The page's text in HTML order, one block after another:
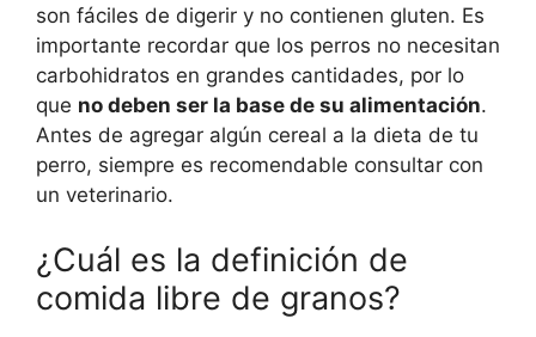
son fáciles de digerir y no contienen gluten. Es
importante recordar que los perros no necesitan
carbohidratos en grandes cantidades, por lo
que no deben ser la base de su alimentación.
Antes de agregar algún cereal a la dieta de tu
perro, siempre es recomendable consultar con
un veterinario.
¿Cuál es la definición de
comida libre de granos?